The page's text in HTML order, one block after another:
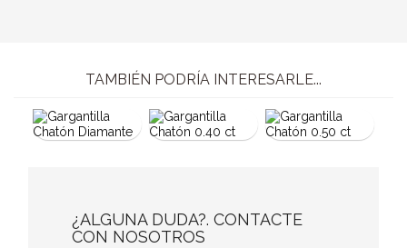
TAMBIÉN PODRÍA INTERESARLE...
¿ALGUNA DUDA?. CONTACTE
CON NOSOTROS